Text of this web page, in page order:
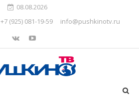
08.08.2026
+7 (925) 081-19-59 info@pushkinotv.ru